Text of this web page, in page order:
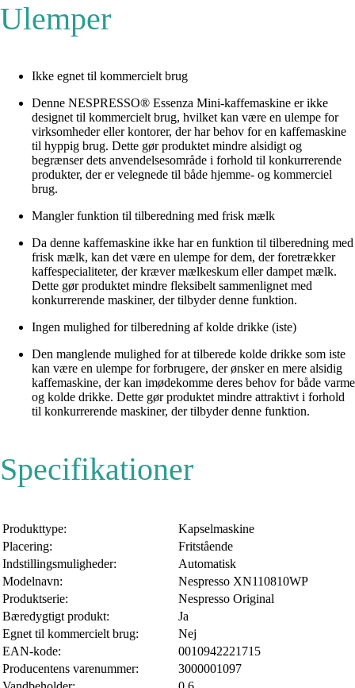
Ulemper
Ikke egnet til kommercielt brug
Denne NESPRESSO® Essenza Mini-kaffemaskine er ikke
designet til kommercielt brug, hvilket kan være en ulempe for
virksomheder eller kontorer, der har behov for en kaffemaskine
til hyppig brug. Dette gør produktet mindre alsidigt og
begrænser dets anvendelsesområde i forhold til konkurrerende
produkter, der er velegnede til både hjemme- og kommerciel
brug.
Mangler funktion til tilberedning med frisk mælk
Da denne kaffemaskine ikke har en funktion til tilberedning med
frisk mælk, kan det være en ulempe for dem, der foretrækker
kaffespecialiteter, der kræver mælkeskum eller dampet mælk.
Dette gør produktet mindre fleksibelt sammenlignet med
konkurrerende maskiner, der tilbyder denne funktion.
Ingen mulighed for tilberedning af kolde drikke (iste)
Den manglende mulighed for at tilberede kolde drikke som iste
kan være en ulempe for forbrugere, der ønsker en mere alsidig
kaffemaskine, der kan imødekomme deres behov for både varme
og kolde drikke. Dette gør produktet mindre attraktivt i forhold
til konkurrerende maskiner, der tilbyder denne funktion.
Specifikationer
Produkttype:
Kapselmaskine
Placering:
Fritstående
Indstillingsmuligheder:
Automatisk
Modelnavn:
Nespresso XN110810WP
Produktserie:
Nespresso Original
Bæredygtigt produkt:
Ja
Egnet til kommercielt brug:
Nej
EAN-kode:
0010942221715
Producentens varenummer:
3000001097